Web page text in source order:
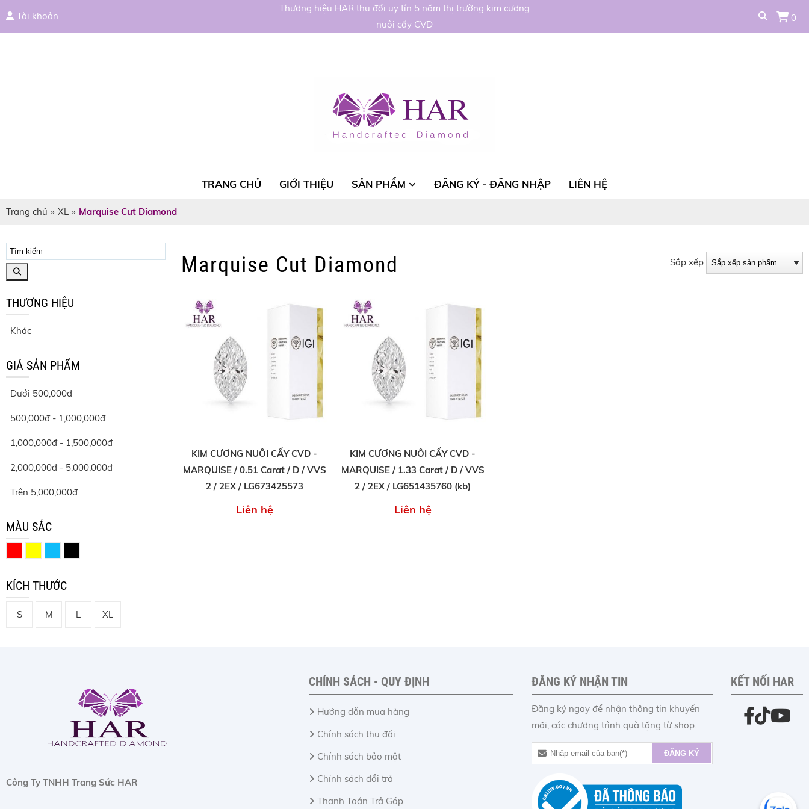
Tài khoản
Thương hiệu HAR thu đổi uy tín 5 năm thị trường kim cương
nuôi cấy CVD
0
TRANG CHỦ GIỚI THIỆU SẢN PHẨM ĐĂNG KÝ - ĐĂNG NHẬP LIÊN HỆ
Trang chủ » XL » Marquise Cut Diamond
Marquise Cut Diamond Sắp xếp
KIM CƯƠNG NUÔI CẤY CVD -
MARQUISE / 0.51 Carat / D / VVS
2 / 2EX / LG673425573
Liên hệ
KIM CƯƠNG NUÔI CẤY CVD -
MARQUISE / 1.33 Carat / D / VVS
2 / 2EX / LG651435760 (kb)
Liên hệ
THƯƠNG HIỆU
Khác
GIÁ SẢN PHẨM
Dưới 500,000đ
500,000đ - 1,000,000đ
1,000,000đ - 1,500,000đ
2,000,000đ - 5,000,000đ
Trên 5,000,000đ
MÀU SẮC
KÍCH THƯỚC
S M L XL
Công Ty TNHH Trang Sức HAR
CHÍNH SÁCH - QUY ĐỊNH
Hướng dẫn mua hàng
Chính sách thu đổi
Chính sách bảo mật
Chính sách đổi trả
Thanh Toán Trả Góp
ĐĂNG KÝ NHẬN TIN
Đăng ký ngay để nhận thông tin khuyến
mãi, các chương trình quà tặng từ shop.
KẾT NỐI HAR